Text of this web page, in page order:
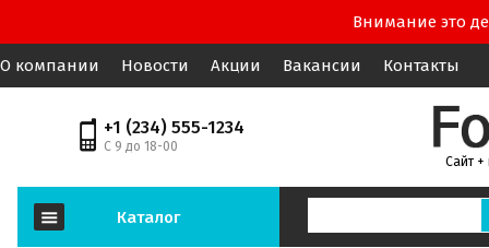
Внимание это
О компании Новости Акции Вакансии Контакты
+1 (234) 555-1234
С 9 до 18-00
Сайт +
Каталог